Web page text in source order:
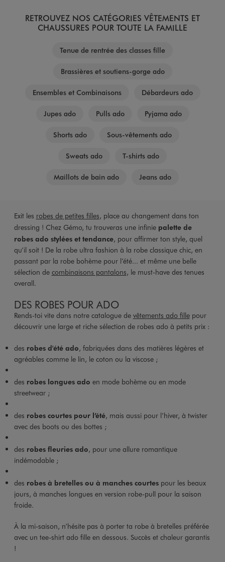
RETROUVEZ NOS CATÉGORIES VÊTEMENTS ET
CHAUSSURES POUR TOUTE LA FAMILLE
Tenue de rentrée des classes fille
Brassières et soutiens-gorge ado
Ensembles et Combinaisons Débardeurs ado
Jupes ado Pulls ado Pyjama ado
Shorts ado Sous-vêtements ado
Sweats ado T-shirts ado
Maillots de bain ado Jeans ado
Exit les robes de petites filles, place au changement dans ton
dressing ! Chez Gémo, tu trouveras une infinie palette de
robes ado stylées et tendance, pour affirmer ton style, quel
qu’il soit ! De la robe ultra fashion à la robe classique chic, en
passant par la robe bohème pour l’été... et même une belle
sélection de combinaisons pantalons, le must-have des tenues
overall.
DES ROBES POUR ADO
Rends-toi vite dans notre catalogue de vêtements ado fillepour
découvrir une large et riche sélection de robes ado à petits prix :
des robes d'été ado, fabriquées dans des matières légères et
agréables comme le lin, le coton ou la viscose ;
des robes longues ado en mode bohème ou en mode
streetwear ;
des robes courtes pour l’été, mais aussi pour l’hiver, à twister
avec des boots ou des bottes ;
des robes fleuries ado, pour une allure romantique
indémodable ;
des robes à bretelles ou à manches courtespour les beaux
jours, à manches longues en version robe-pull pour la saison
froide.
À la mi-saison, n’hésite pas à porter ta robe à bretelles préférée
avec un tee-shirt ado fille en dessous. Succès et chaleur garantis
!